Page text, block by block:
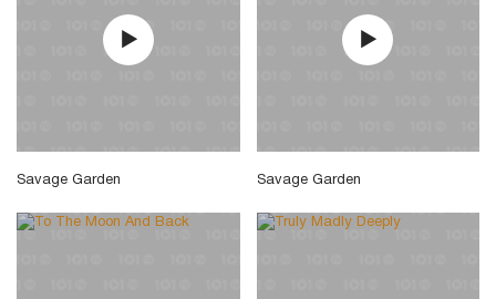
Savage Garden Savage Garden